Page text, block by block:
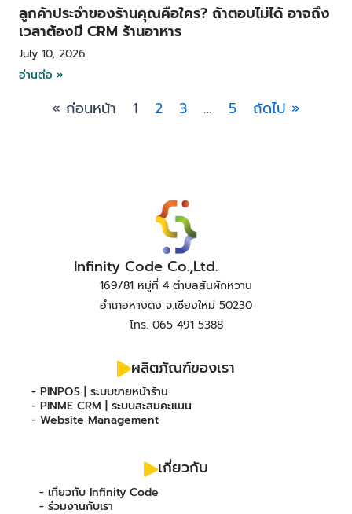
ลูกค้าประจำของร้านคุณคือใคร? ถ้าตอบไม่ได้ อาจถึง
เวลาต้องมี CRM ร้านอาหาร
July 10, 2026
อ่านต่อ »
« ก่อนหน้า 1 2 3 … 5 ถัดไป »
Infinity Code Co.,Ltd.
169/81 หมู่ที่ 4 ตำบลสันผักหวาน
อำเภอหางดง จ.เชียงใหม่ 50230
โทร. 065 491 5388
ผลิตภัณฑ์ของเรา
- PINPOS | ระบบขายหน้าร้าน
- PINME CRM | ระบบสะสมคะแนน
- Website Management
เกี่ยวกับ
- เกี่ยวกับ Infinity Code
- ร่วมงานกับเรา